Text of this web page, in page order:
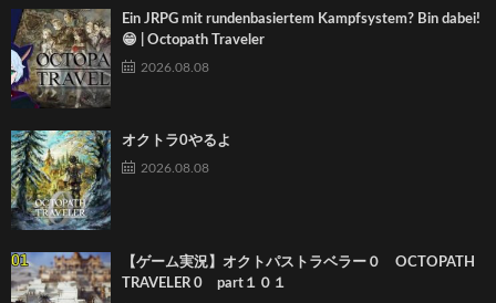
Ein JRPG mit rundenbasiertem Kampfsystem? Bin dabei!
😁 | Octopath Traveler
2026.08.08
オクトラ0やるよ
2026.08.08
【ゲーム実況】オクトパストラベラー０ OCTOPATH
TRAVELER 0 part１０１